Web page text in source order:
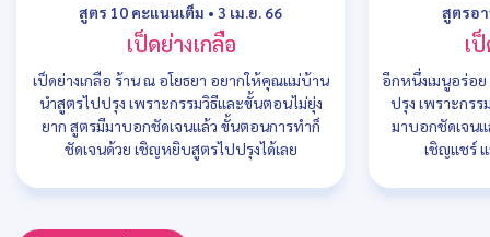
สูตร 10 คะแนนเต็ม • 3 เม.ย. 66
เป็ดย่างเกลือ
เป็ดย่างเกลือ ร้าน ณ อโยธยา อยากให้คุณแม่บ้าน
นำสูตรไปปรุง เพราะกรรมวิธีและขั้นตอนไม่ยุ่ง
ยาก สูตรมีมาบอกชัดเจนแล้ว ขั้นตอนการทำก็
ชัดเจนด้วย เชิญหยิบสูตรไปปรุงได้เลย
สูตรอ
เ
อีกหนึ่งเมนูอร่อ
ปรุง เพราะกร
มาบอกชัดเจน
เชิญแชร์